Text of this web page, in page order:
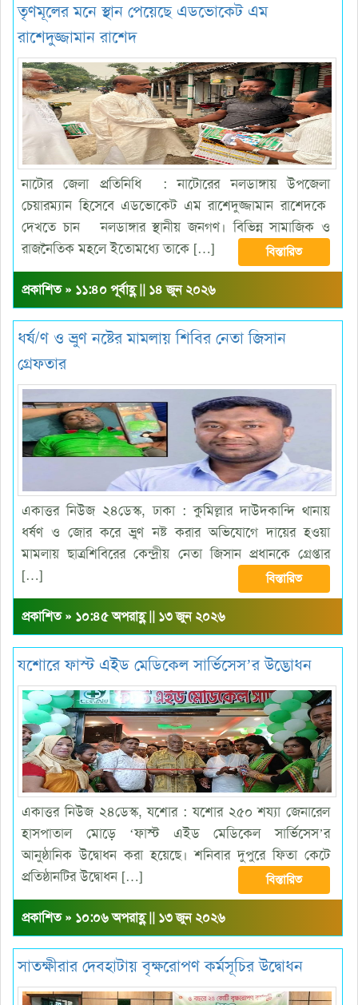
তৃণমূলের মনে স্থান পেয়েছে এডভোকেট এম
রাশেদুজ্জামান রাশেদ
নাটোর জেলা প্রতিনিধি : নাটোরের নলডাঙ্গায় উপজেলা
চেয়ারম্যান হিসেবে এডভোকেট এম রাশেদুজ্জামান রাশেদকে
দেখতে চান নলডাঙ্গার স্থানীয় জনগণ। বিভিন্ন সামাজিক ও
রাজনৈতিক মহলে ইতোমধ্যে তাকে […]
বিস্তারিত
প্রকাশিত » ১১:৪০ পূর্বাহ্ণ || ১৪ জুন ২০২৬
ধর্ষ/ণ ও ভ্রুণ নষ্টের মামলায় শিবির নেতা জিসান
গ্রেফতার
একাত্তর নিউজ ২৪ডেস্ক, ঢাকা : কুমিল্লার দাউদকান্দি থানায়
ধর্ষণ ও জোর করে ভ্রুণ নষ্ট করার অভিযোগে দায়ের হওয়া
মামলায় ছাত্রশিবিরের কেন্দ্রীয় নেতা জিসান প্রধানকে গ্রেপ্তার
[…]
বিস্তারিত
প্রকাশিত » ১০:৪৫ অপরাহ্ণ || ১৩ জুন ২০২৬
যশোরে ফাস্ট এইড মেডিকেল সার্ভিসেস’র উদ্ভোধন
একাত্তর নিউজ ২৪ডেস্ক, যশোর : যশোর ২৫০ শয্যা জেনারেল
হাসপাতাল মোড়ে ‘ফাস্ট এইড মেডিকেল সার্ভিসেস’র
আনুষ্ঠানিক উদ্বোধন করা হয়েছে। শনিবার দুপুরে ফিতা কেটে
প্রতিষ্ঠানটির উদ্বোধন […]
বিস্তারিত
প্রকাশিত » ১০:০৬ অপরাহ্ণ || ১৩ জুন ২০২৬
সাতক্ষীরার দেবহাটায় বৃক্ষরোপণ কর্মসূচির উদ্বোধন